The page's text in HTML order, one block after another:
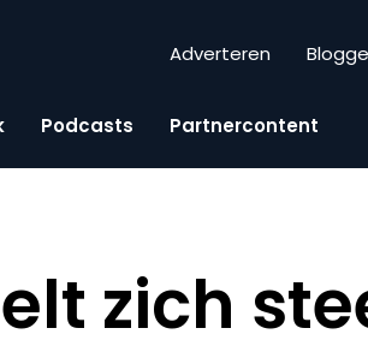
Adverteren
Podcasts Partnercontent
zich